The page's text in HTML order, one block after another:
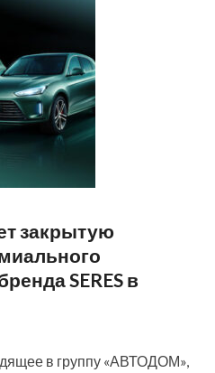
закрытую
SERES в
в группу «АВТОДОМ»,